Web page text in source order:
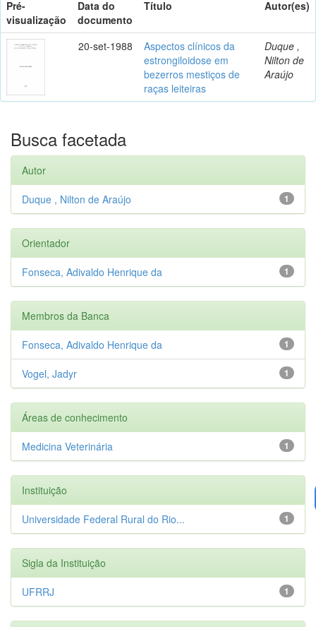
Pré-
visualização
Data do
documento
Título Autor(es)
20-set-1988
Aspectos clínicos da
estrongiloidose em
bezerros mestiços de
raças leiteiras
Duque ,
Nilton de
Araújo
Busca facetada
Autor
1
Duque , Nilton de Araújo
Orientador
1
Fonseca, Adivaldo Henrique da
Membros da Banca
1
Fonseca, Adivaldo Henrique da
1
Vogel, Jadyr
Áreas de conhecimento
1
Medicina Veterinária
Instituição
1
Universidade Federal Rural do Rio...
Sigla da Instituição
1
UFRRJ